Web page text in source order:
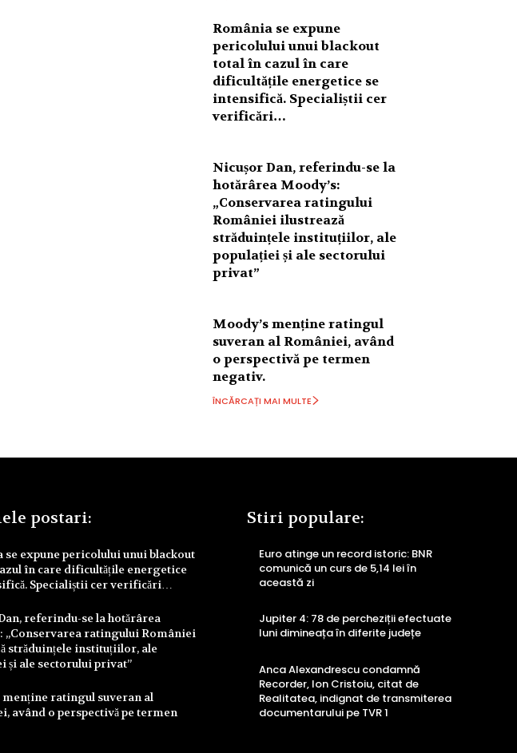
România se expune
pericolului unui blackout
total în cazul în care
dificultățile energetice se
intensifică. Specialiștii cer
verificări…
Nicușor Dan, referindu-se la
hotărârea Moody’s:
„Conservarea ratingului
României ilustrează
străduințele instituțiilor, ale
populației și ale sectorului
privat”
Moody’s menține ratingul
suveran al României, având
o perspectivă pe termen
negativ.
ÎNCĂRCAȚI MAI MULTE
postari:
se expune pericolului unui blackout
în care dificultățile energetice
Specialiștii cer verificări…
referindu-se la hotărârea
„Conservarea ratingului României
străduințele instituțiilor, ale
și ale sectorului privat”
menține ratingul suveran al
având o perspectivă pe termen
Stiri populare:
Euro atinge un record istoric: BNR
comunică un curs de 5,14 lei în
această zi
Jupiter 4: 78 de percheziții efectuate
luni dimineața în diferite județe
Anca Alexandrescu condamnă
Recorder, Ion Cristoiu, citat de
Realitatea, indignat de transmiterea
documentarului pe TVR 1